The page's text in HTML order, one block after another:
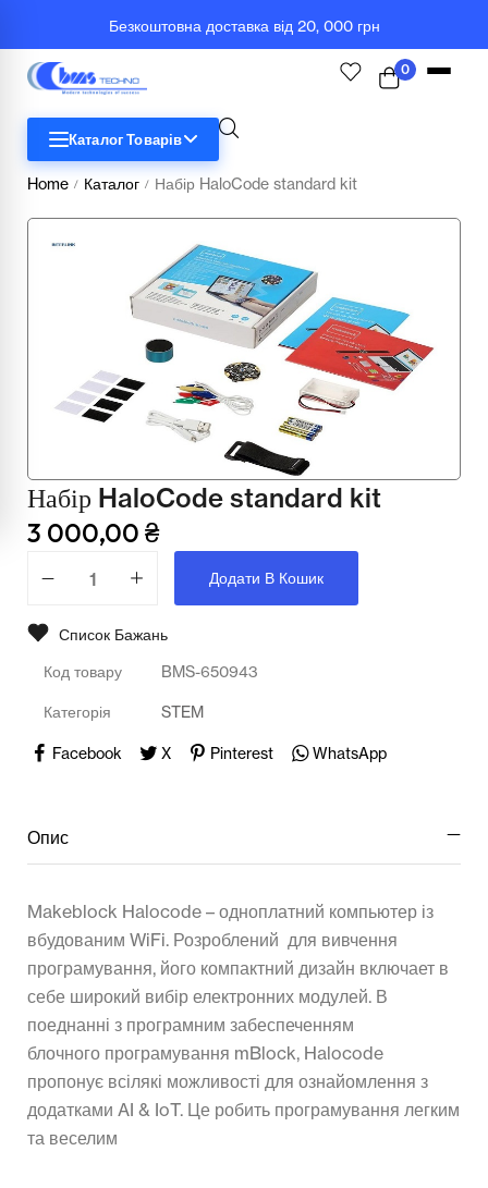
Безкоштовна доставка від 20, 000 грн
0
Каталог Товарів
Біологія
Географія
Комп'ютерна техніка
Меблі
Мультимедійне обладнання
Телерадіо обладнання
Підкатегорії відсутні.
Home / Каталог / Набір HaloCode standard kit
Набір HaloCode standard kit
3 000,00 ₴
Додати В Кошик
Список Бажань
Код товару BMS-650943
Категорія STEM
Facebook X Pinterest WhatsApp
Опис
Makeblock Halocode – одноплатний компьютер із
вбудованим WiFi. Розроблений для вивчення
програмування, його компактний дизайн включает в
себе широкий вибір електронних модулей. В
поеднанні з програмним забеспеченням
блочного програмування mBlock, Halocode
пропонує всілякі можливості для ознайомлення з
додатками AI & IoT. Це робить програмування легким
та веселим